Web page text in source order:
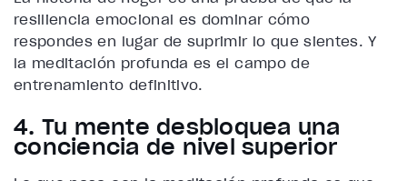
resiliencia emocional es dominar cómo
respondes en lugar de suprimir lo que sientes. Y
la meditación profunda es el campo de
entrenamiento definitivo.
4. Tu mente desbloquea una
conciencia de nivel superior